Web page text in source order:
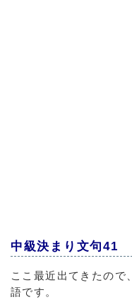
中級決まり文句41
ここ最近出てきたので
語です。